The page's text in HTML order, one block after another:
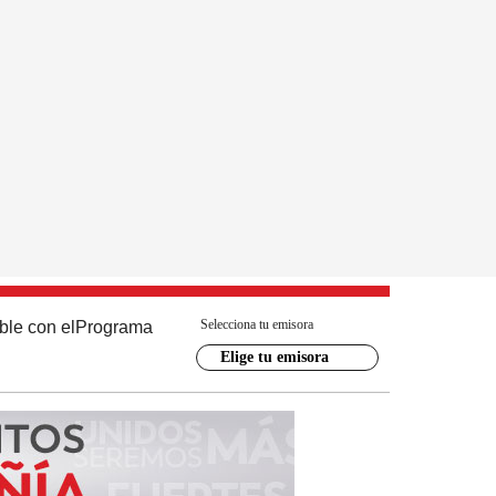
con el Programa Selecciona tu emisora
Elige tu emisora